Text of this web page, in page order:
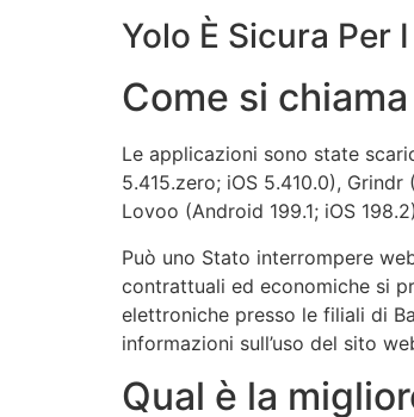
Yolo È Sicura Per
Come si
Le applicazioni sono state
5.415.zero; iOS 5.410.0),
Lovoo (Android 199.1; iOS
Può uno Stato interrompere
contrattuali ed economiche si
elettroniche presso le filiali di
informazioni sull’uso del sito
Qual è la